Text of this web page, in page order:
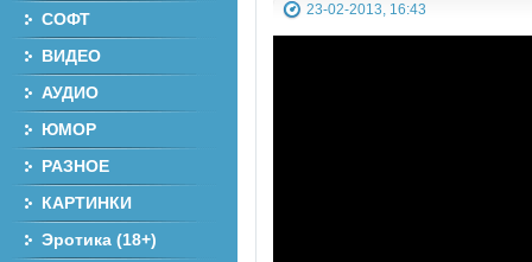
23-02-2013, 16:43
СОФТ
ВИДЕО
АУДИО
ЮМОР
РАЗНОЕ
КАРТИНКИ
Эротика (18+)